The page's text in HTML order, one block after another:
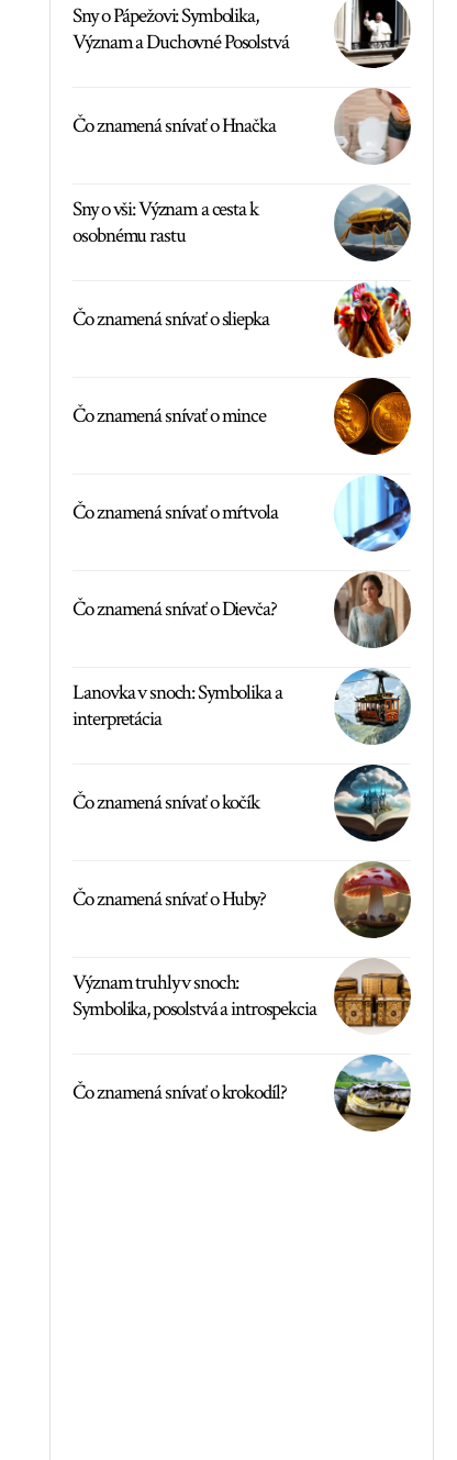
Sny o Pápežovi: Symbolika,
Význam a Duchovné Posolstvá
Čo znamená snívať o Hnačka
Sny o vši: Význam a cesta k
osobnému rastu
Čo znamená snívať o sliepka
Čo znamená snívať o mince
Čo znamená snívať o mŕtvola
Čo znamená snívať o Dievča?
Lanovka v snoch: Symbolika a
interpretácia
Čo znamená snívať o kočík
Čo znamená snívať o Huby?
Význam truhly v snoch:
Symbolika, posolstvá a introspekcia
Čo znamená snívať o krokodíl?